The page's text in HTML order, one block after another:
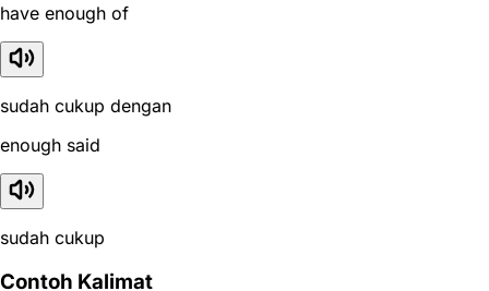
have enough of
sudah cukup dengan
enough said
sudah cukup
Contoh Kalimat